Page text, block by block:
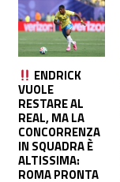
ENDRICK
VUOLE
RESTARE AL
REAL, MA LA
CONCORRENZA
IN SQUADRA È
ALTISSIMA:
ROMA PRONTA